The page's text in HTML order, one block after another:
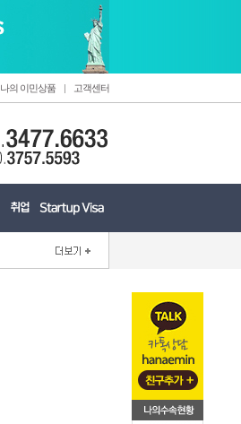
나의 이민상품 | 고객센터